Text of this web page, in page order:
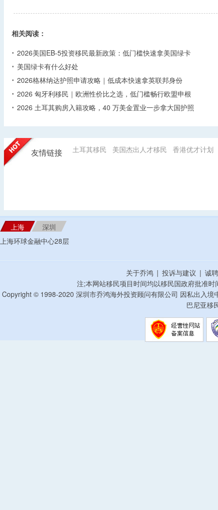
相关阅读：
2026美国EB-5投资移民最新政策：低门槛快速拿美国绿卡
美国绿卡有什么好处
2026格林纳达护照申请攻略｜低成本快速拿英联邦身份
2026 匈牙利移民｜欧洲性价比之选，低门槛畅行欧盟申根
2026 土耳其购房入籍攻略，40 万美金置业一步拿大国护照
友情链接 土耳其移民 美国杰出人才移民 香港优才计划
上海
深圳
上海环球金融中心28层
关于乔鸿 | 投诉与建议 | 诚
注;本网站移民项目时间均以移民国政府批准
Copyright © 1998-2020 深圳市乔鸿海外投资顾问有限公司 因私出入
巴尼亚移